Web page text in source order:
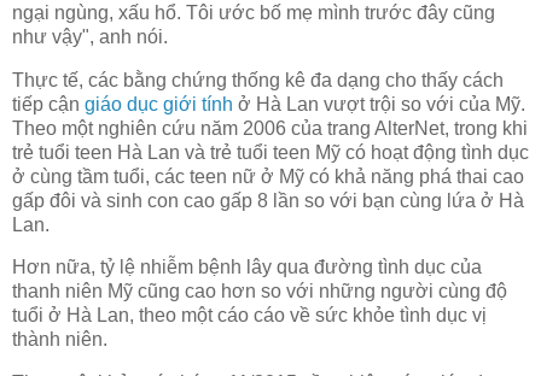
ngại ngùng, xấu hổ. Tôi ước bố mẹ mình trước đây cũng
như vậy", anh nói.
Thực tế, các bằng chứng thống kê đa dạng cho thấy cách
tiếp cận giáo dục giới tính ở Hà Lan vượt trội so với của Mỹ.
Theo một nghiên cứu năm 2006 của trang AlterNet, trong khi
trẻ tuổi teen Hà Lan và trẻ tuổi teen Mỹ có hoạt động tình dục
ở cùng tầm tuổi, các teen nữ ở Mỹ có khả năng phá thai cao
gấp đôi và sinh con cao gấp 8 lần so với bạn cùng lứa ở Hà
Lan.
Hơn nữa, tỷ lệ nhiễm bệnh lây qua đường tình dục của
thanh niên Mỹ cũng cao hơn so với những người cùng độ
tuổi ở Hà Lan, theo một cáo cáo về sức khỏe tình dục vị
thành niên.